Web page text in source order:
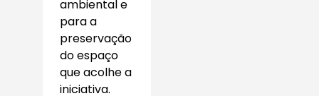
ambiental e
para a
preservação
do espaço
que acolhe a
iniciativa.